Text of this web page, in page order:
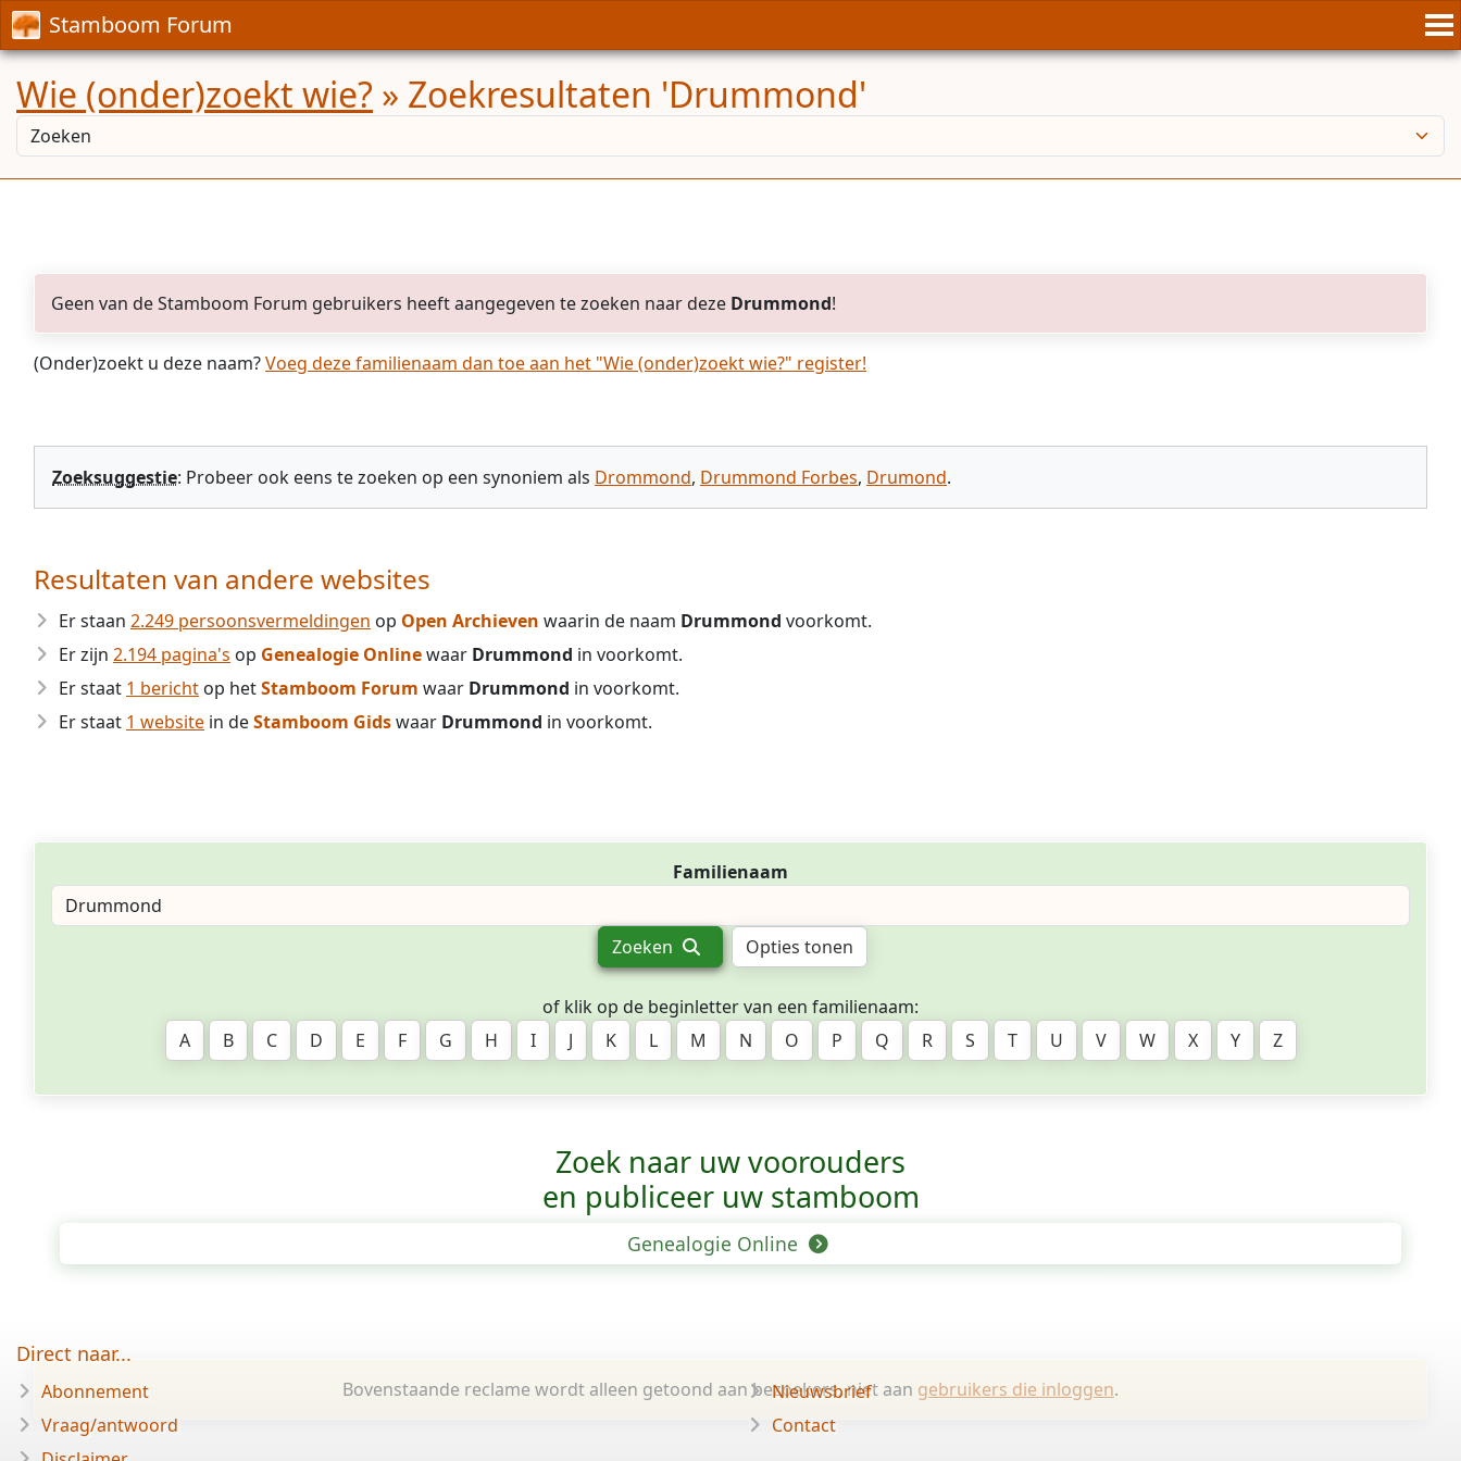
Stamboom Forum
Wie (onder)zoekt wie? » Zoekresultaten 'Drummond'
Geen van de Stamboom Forum gebruikers heeft aangegeven te zoeken naar deze Drummond!
(Onder)zoekt u deze naam?Voeg deze familienaam dan toe aan het "Wie (onder)zoekt wie?" register!
Zoeksuggestie: Probeer ook eens te zoeken op een synoniem als Drommond, Drummond Forbes, Drumond.
Resultaten van andere websites
Er staan 2.249 persoonsvermeldingen op Open Archieven waarin de naam Drummond voorkomt.
Er zijn 2.194 pagina's op Genealogie Onlinewaar Drummond in voorkomt.
Er staat 1 bericht op hetStamboom Forum waar Drummond in voorkomt.
Er staat 1 website in deStamboom Gidswaar Drummond in voorkomt.
Familienaam
Zoeken Opties tonen
of klik op de beginletter van een familienaam:
A
B C D E F G H I J K L M N O P Q R S T U V W X Y Z
Zoek naar uw voorouders
en publiceer uw stamboom
Genealogie Online
Bovenstaande reclame wordt alleen getoond aan bezoekers, niet aan gebruikers die inloggen.
Direct naar...
Abonnement
Vraag/antwoord
Nieuwsbrief
Contact